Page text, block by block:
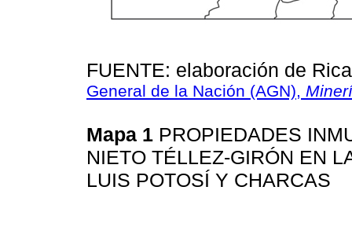
FUENTE: elaboración de
General de la Nación (AGN),
Mapa 1 PROPIEDADES
NIETO TÉLLEZ-GIRÓN EN
LUIS POTOSÍ Y CHARCAS